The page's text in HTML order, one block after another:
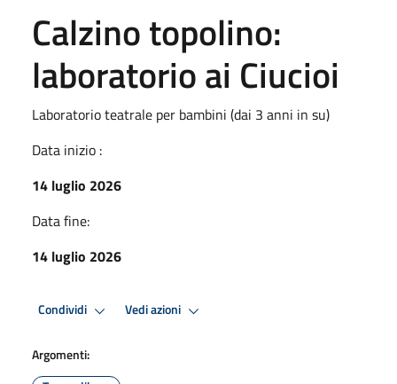
Calzino topolino:
laboratorio ai Ciucioi
Laboratorio teatrale per bambini (dai 3 anni in su)
Data inizio :
14 luglio 2026
Data fine:
14 luglio 2026
Condividi Vedi azioni
Argomenti: